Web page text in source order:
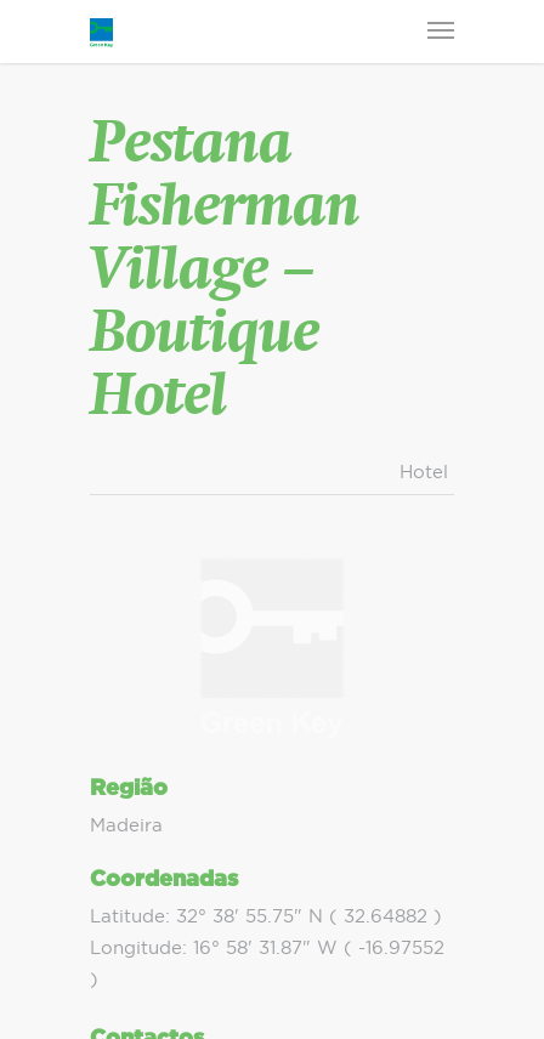
Pestana
Fisherman
Village –
Boutique
Hotel
Hotel
Região
Madeira
Coordenadas
Latitude: 32° 38' 55.75" N ( 32.64882 )
Longitude: 16° 58' 31.87" W ( -16.97552
)